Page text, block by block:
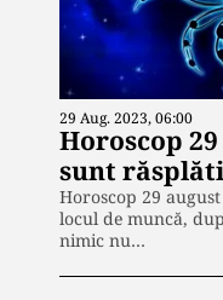
29 Aug. 2023, 06:00
Horoscop
sunt
Horoscop 29
locul de muncă,
nimic nu…